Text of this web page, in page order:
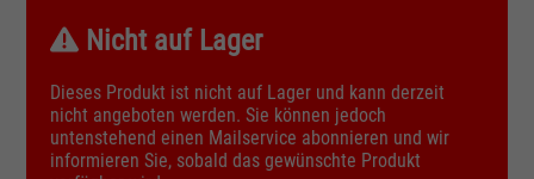
Nicht auf Lager
Dieses Produkt ist nicht auf Lager und kann derzeit
nicht angeboten werden. Sie können jedoch
untenstehend einen Mailservice abonnieren und wir
informieren Sie, sobald das gewünschte Produkt